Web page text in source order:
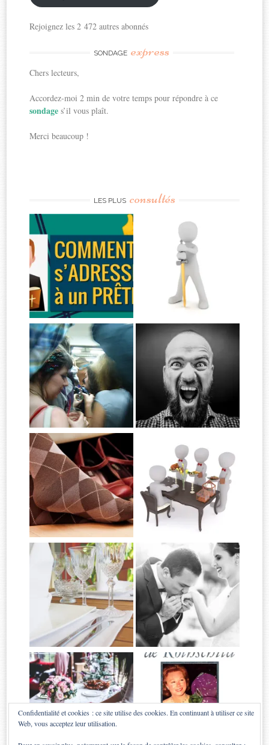
Rejoignez les 2 472 autres abonnés
SONDAGE express
Chers lecteurs,
Accordez-moi 2 min de votre temps pour répondre à ce
sondages’il vous plaît.
Merci beaucoup !
LES PLUS consultés
Confidentialité et cookies : ce site utilise des cookies. En continuant à utiliser ce site
Web, vous acceptez leur utilisation.